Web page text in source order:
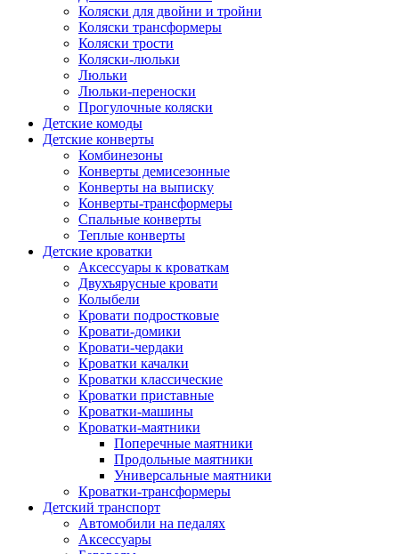
Коляски для двойни и тройни
Коляски трансформеры
Коляски трости
Коляски-люльки
Люльки
Люльки-переноски
Прогулочные коляски
Детские комоды
Детские конверты
Комбинезоны
Конверты демисезонные
Конверты на выписку
Конверты-трансформеры
Спальные конверты
Теплые конверты
Детские кроватки
Аксессуары к кроваткам
Двухъярусные кровати
Колыбели
Кровати подростковые
Кровати-домики
Кровати-чердаки
Кроватки качалки
Кроватки классические
Кроватки приставные
Кроватки-машины
Кроватки-маятники
Поперечные маятники
Продольные маятники
Универсальные маятники
Кроватки-трансформеры
Детский транспорт
Автомобили на педалях
Аксессуары